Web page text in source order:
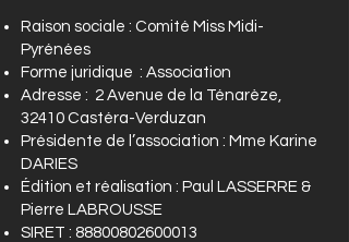
Raison sociale : Comité Miss Midi-
Pyrénées
Forme juridique : Association
Adresse : 2 Avenue de la Ténarèze,
32410 Castéra-Verduzan
Présidente de l’association : Mme Karine
DARIES
Édition et réalisation : Paul LASSERRE &
Pierre LABROUSSE
SIRET : 88800802600013